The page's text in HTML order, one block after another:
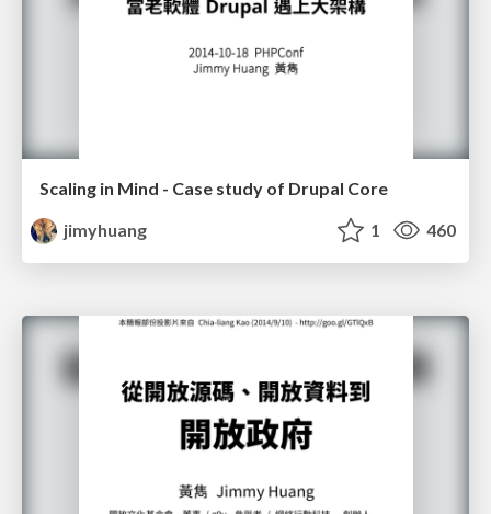
Scaling in Mind - Case study of Drupal Core
jimyhuang
1 460